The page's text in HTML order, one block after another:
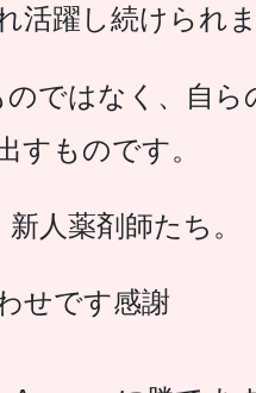
活躍し続けられま
ではなく、
自ら
すものです。
人薬剤師たち。
せです感謝